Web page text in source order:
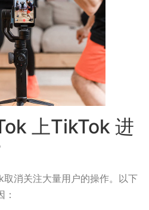
上TikTok 进
取消关注大量用户的操作。以下
：